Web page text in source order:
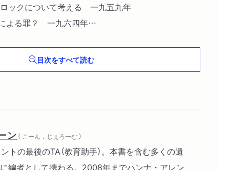
ックについて考える 一九五九年
よる罪？ 一九六四年
五年） 目次をすべて読む
ン （ こーん，じぇろーむ ）
トの最後のTA（教育助手）。本書を含む多くの遺
編者として携わる。2008年までハンナ・アレン